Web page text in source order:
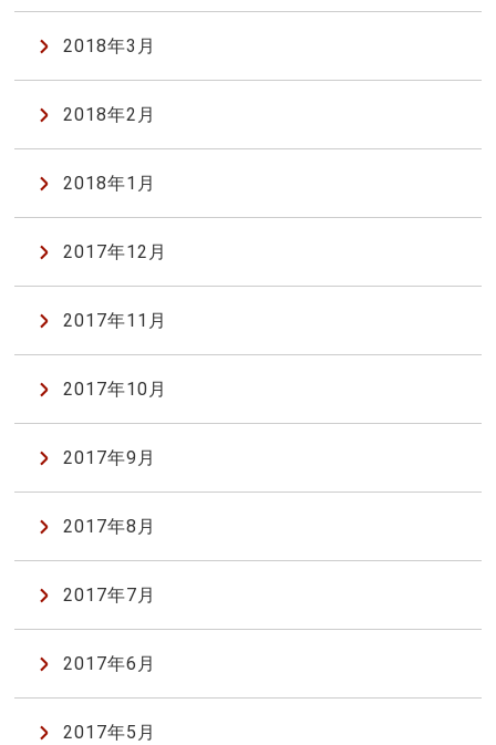
2018年3月
2018年2月
2018年1月
2017年12月
2017年11月
2017年10月
2017年9月
2017年8月
2017年7月
2017年6月
2017年5月